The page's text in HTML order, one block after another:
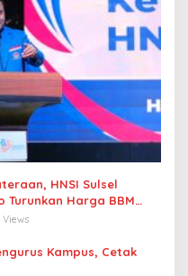
HNSI Sulsel
Turunkan Harga BBM
Views
Kampus, Cetak